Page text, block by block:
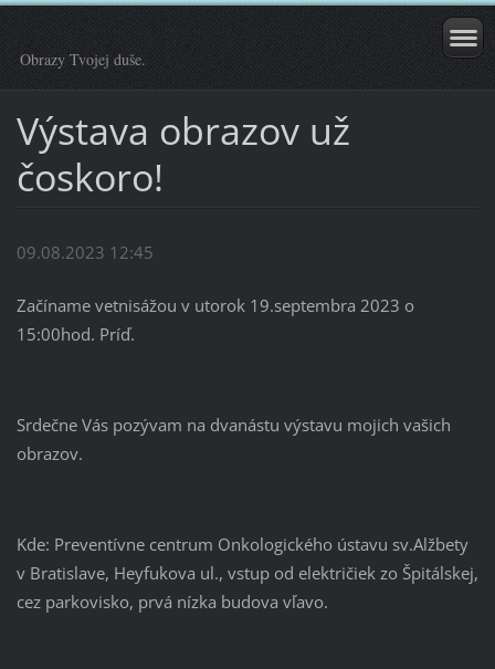
Obrazy Tvojej duše.
Výstava obrazov už
čoskoro!
09.08.2023 12:45
Začíname vetnisážou v utorok 19.septembra 2023 o
15:00hod. Príď.
Srdečne Vás pozývam na dvanástu výstavu mojich vašich
obrazov.
Kde: Preventívne centrum Onkologického ústavu sv.Alžbety
v Bratislave, Heyfukova ul., vstup od električiek zo Špitálskej,
cez parkovisko, prvá nízka budova vľavo.